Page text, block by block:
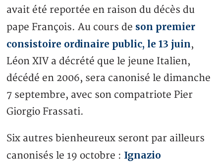
avait été reportée en raison du décès du
pape François. Au cours de son premier
consistoire ordinaire public, le 13 juin,
Léon XIV a décrété que le jeune Italien,
décédé en 2006, sera canonisé le dimanche
7 septembre, avec son compatriote Pier
Giorgio Frassati.
Six autres bienheureux seront par ailleurs
canonisés le 19 octobre : Ignazio